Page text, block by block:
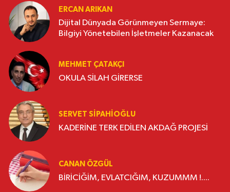
ERCAN ARIKAN
Dijital Dünyada Görünmeyen Sermaye:
Bilgiyi Yönetebilen İşletmeler Kazanacak
MEHMET ÇATAKÇI
OKULA SİLAH GİRERSE
SERVET SİPAHİOĞLU
KADERİNE TERK EDİLEN AKDAĞ PROJESİ
CANAN ÖZGÜL
BİRİCİĞİM, EVLATCIĞIM, KUZUMMM !....